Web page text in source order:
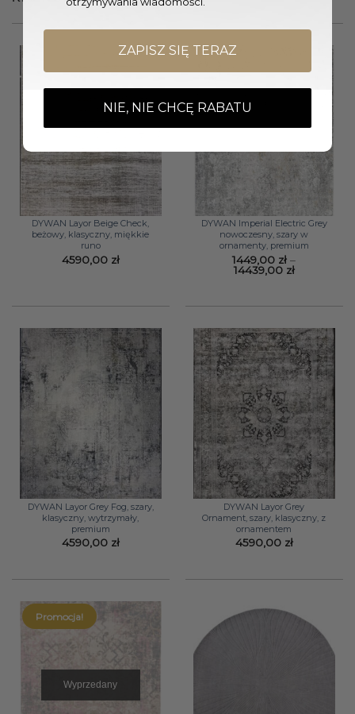
DYWAN Layor Beige Check,
beżowy, klasyczny, miękkie
runo
4590,00 zł
DYWAN Imperial Electric Grey
nowoczesny, szary w
ornamenty, premium
1449,00 zł –
14439,00 złZakres
do
DYWAN Layor Grey Fog, szary,
klasyczny, wytrzymały,
premium
4590,00 zł
DYWAN Layor Grey
Ornament, szary, klasyczny, z
ornamentem
4590,00 zł
Promocja!
Wyprzedany
ZAPISZ SIĘ TERAZ
NIE, NIE CHCĘ RABATU